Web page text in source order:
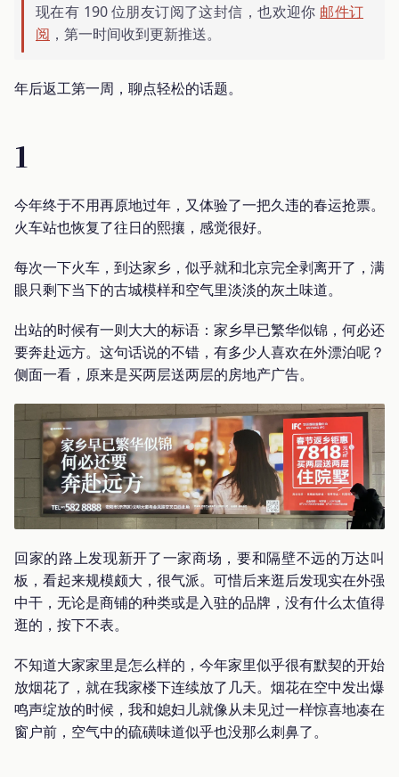
现在有 190 位朋友订阅了这封信，也欢迎你 邮件订
阅 ，第一时间收到更新推送。
年后返工第一周，聊点轻松的话题。
1
今年终于不用再原地过年，又体验了一把久违的春运抢票。
火车站也恢复了往日的熙攘，感觉很好。
每次一下火车，到达家乡，似乎就和北京完全剥离开了，满
眼只剩下当下的古城模样和空气里淡淡的灰土味道。
出站的时候有一则大大的标语：家乡早已繁华似锦，何必还
要奔赴远方。这句话说的不错，有多少人喜欢在外漂泊呢？
侧面一看，原来是买两层送两层的房地产广告。
回家的路上发现新开了一家商场，要和隔壁不远的万达叫
板，看起来规模颇大，很气派。可惜后来逛后发现实在外强
中干，无论是商铺的种类或是入驻的品牌，没有什么太值得
逛的，按下不表。
不知道大家家里是怎么样的，今年家里似乎很有默契的开始
放烟花了，就在我家楼下连续放了几天。烟花在空中发出爆
鸣声绽放的时候，我和媳妇儿就像从未见过一样惊喜地凑在
窗户前，空气中的硫磺味道似乎也没那么刺鼻了。